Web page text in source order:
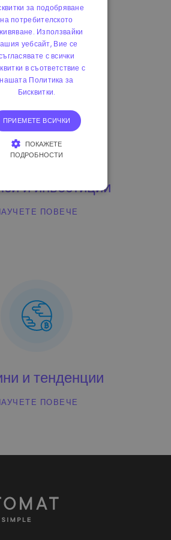
НАУЧЕТЕ ПОВЕЧЕ
и инвестиции
ПОВЕЧЕ
и тенденции
ПОВЕЧЕ
за подобряване
на потребителското
Използвайки
уебсайт, Вие се
с всички
в съответствие с
нашата Политика за
Бисквитки.
ПРИЕМЕТЕ ВСИЧКИ
ПОКАЖЕТЕ
ПОДРОБНОСТИ